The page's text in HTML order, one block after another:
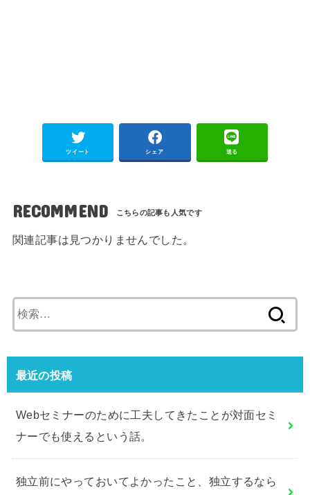
ツイート シェア 送る
RECOMMEND
関連記事は見つかりませんでした。
索:
最近の投稿
Webセミナーのために工夫してきたことが対面セミ
ナーでも使えるという話。
独立前にやっておいてよかったこと、独立するなら